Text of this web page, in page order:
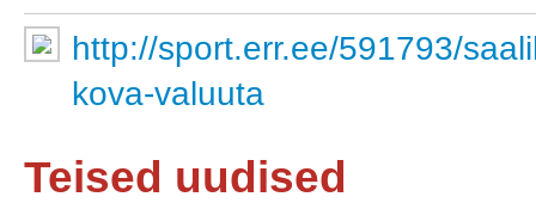
http://sport.err.ee/591793/
kova-valuuta
Teised uudised